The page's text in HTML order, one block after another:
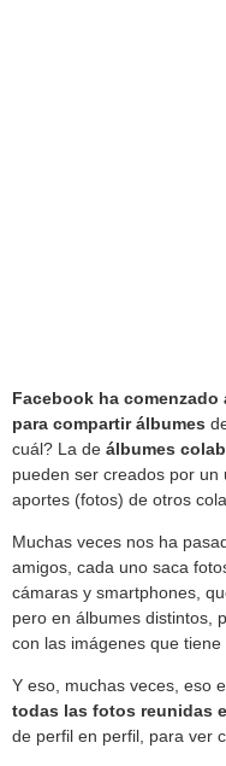
Facebook ha
para compartir álbumes
cuál? La de álbumes
pueden ser creados por
aportes (fotos) de otros
Muchas veces nos ha
amigos, cada uno saca
cámaras y smartphones,
pero en álbumes distintos,
con las imágenes que
Y eso, muchas veces, eso
todas las fotos reunidas
de perfil en perfil, para ver